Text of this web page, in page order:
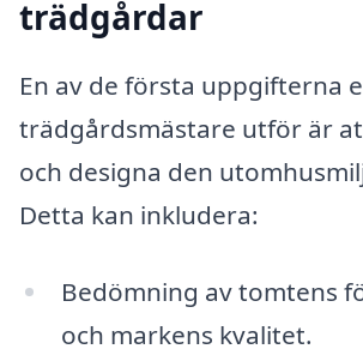
trädgårdar
En av de första uppgifterna
trädgårdsmästare utför är
och designa den
Detta kan inkludera:
Bedömning av tomtens
och markens kvalitet.